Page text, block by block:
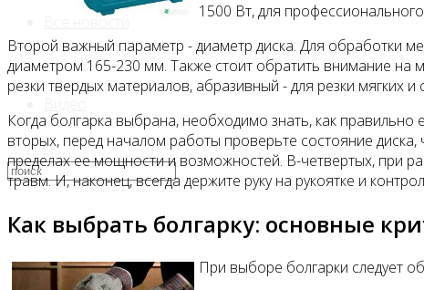
Все новости
1500 Вт, для
Второй важный параметр - диаметр диска. Для обработки
диаметром 165-230 мм. Также стоит обратить внимание на
резки твердых материалов, абразивный - для резки мягких
Когда болгарка выбрана, необходимо знать, как правильно
вторых, перед началом работы проверьте состояние
пределах ее мощности и возможностей. В-четвертых, при
травм. И, наконец, всегда держите руку на рукоятке и
Как выбрать болгарку: основные
При выборе болгарки следует